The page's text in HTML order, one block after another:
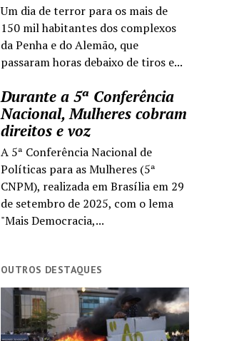
Um dia de terror para os mais de
150 mil habitantes dos complexos
da Penha e do Alemão, que
passaram horas debaixo de tiros e...
Durante a 5ª Conferência
Nacional, Mulheres cobram
direitos e voz
A 5ª Conferência Nacional de
Políticas para as Mulheres (5ª
CNPM), realizada em Brasília em 29
de setembro de 2025, com o lema
"Mais Democracia,...
OUTROS DESTAQUES